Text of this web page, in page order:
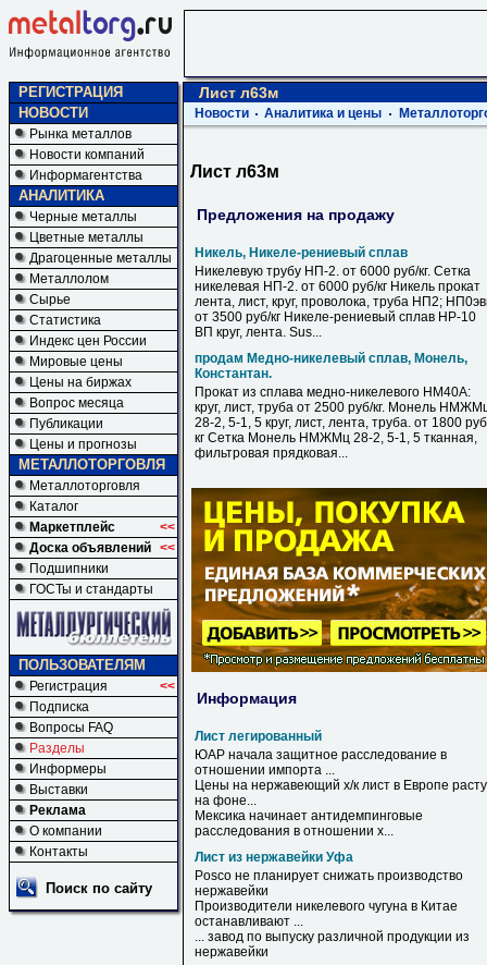
РЕГИСТРАЦИЯ
НОВОСТИ
Рынка металлов
Новости компаний
Информагентства
АНАЛИТИКА
Черные металлы
Цветные металлы
Драгоценные металлы
Металлолом
Сырье
Статистика
Индекс цен России
Мировые цены
Цены на биржах
Вопрос месяца
Публикации
Цены и прогнозы
МЕТАЛЛОТОРГОВЛЯ
Металлоторговля
Каталог
Маркетплейс
<<
Доска объявлений <<
Подшипники
ГОСТы и стандарты
ПОЛЬЗОВАТЕЛЯМ
Регистрация
<<
Подписка
Вопросы FAQ
Разделы
Информеры
Выставки
Реклама
О компании
Контакты
Поиск по сайту
Лист л63м
Новости Аналитика и цены
Лист л63м
Предложения на продажу
Никель, Никеле-рениевый сплав
Никелевую трубу НП-2. от 6000 руб/кг. Сетка
никелевая НП-2. от 6000 руб/кг Никель прокат
лента, лист, круг, проволока, труба НП2;
от 3500 руб/кг Никеле-рениевый сплав НР-10
ВП круг, лента. Sus...
продам Медно-никелевый сплав, Монель,
Константан.
Прокат из сплава медно-никелевого НМ40А:
круг, лист, труба от 2500 руб/кг. Монель
28-2, 5-1, 5 круг, лист, лента, труба. от 1800
кг Сетка Монель НМЖМц 28-2, 5-1, 5 тканная,
фильтровая прядковая...
Информация
Лист легированный
ЮАР начала защитное расследование в
отношении импорта ...
Цены на нержавеющий х/к лист в Европе
на фоне...
Мексика начинает антидемпинговые
расследования в отношении х...
Лист из нержавейки Уфа
Posco не планирует снижать производство
нержавейки
Производители никелевого чугуна в Китае
останавливают ...
... завод по выпуску различной продукции из
нержавейки